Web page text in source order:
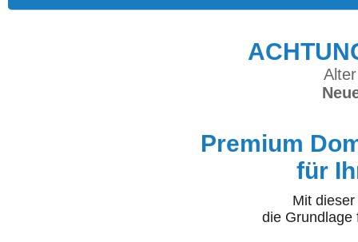
Premium
für
Mit
die